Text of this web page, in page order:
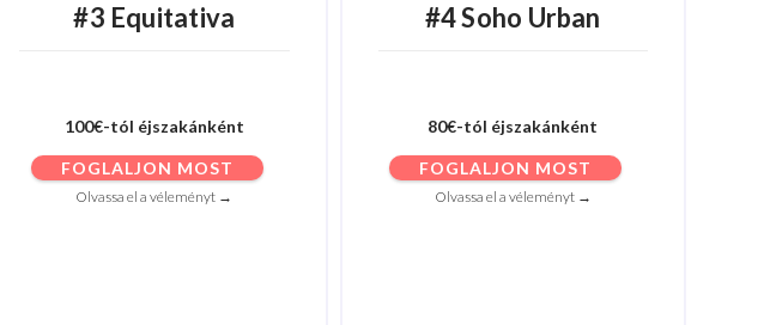
#3 Equitativa
100€-tól éjszakánként
FOGLALJON MOST
Olvassa el a véleményt →
#4 Soho Urban
80€-tól éjszakánként
FOGLALJON MOST
Olvassa el a véleményt →